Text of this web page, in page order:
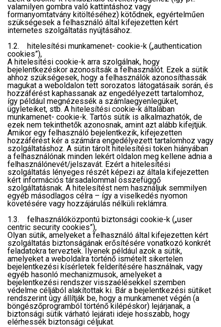
valamilyen gombra való kattintáshoz vagy
formanyomtatvány kitöltéséhez) kötődnek, egyértelműen
szükségesek a felhasználó által kifejezetten kért
internetes szolgáltatás nyújtásához.
1.2. hitelesítési munkamenet- cookie-k („authentication
cookies”),
A hitelesítési cookie-k arra szolgálnak, hogy
bejelentkezéskor azonosítsák a felhasználót. Ezek a sütik
ahhoz szükségesek, hogy a felhasználók azonosíthassák
magukat a weboldalon tett sorozatos látogatásaik során, és
hozzáférést kaphassanak az engedélyezett tartalomhoz,
így például megnézessék a számlaegyenlegüket,
ügyleteiket, stb. A hitelesítési cookie-k általában
munkamenet- cookie-k. Tartós sütik is alkalmazhatók, de
ezek nem tekinthetők azonosnak, amint azt alább kifejtjük.
Amikor egy felhasználó bejelentkezik, kifejezetten
hozzáférést kér a számára engedélyezett tartalomhoz vagy
szolgáltatáshoz. A sütin tárolt hitelesítési token hiányában
a felhasználónak minden lekért oldalon meg kellene adnia a
felhasználónevét/jelszavát. Ezért a hitelesítési
szolgáltatás lényeges részét képezi az általa kifejezetten
kért információs társadalommal összefüggő
szolgáltatásnak. A hitelesítést nem használjuk semmilyen
egyéb másodlagos célra – így a viselkedés nyomon
követésére vagy hozzájárulás nélküli reklámra.
1.3. felhasználóközpontú biztonsági cookie-k („user
centric security cookies”),
Olyan sütik, amelyeket a felhasználó által kifejezetten kért
szolgáltatás biztonságának erősítésére vonatkozó konkrét
feladatokra terveztek. Ilyenek például azok a sütik,
amelyeket a weboldalra történő ismételt sikertelen
bejelentkezési kísérletek felderítésére használnak, vagy
egyéb hasonló mechanizmusok, amelyeket a
bejelentkezési rendszer visszaélésekkel szemben
védelme céljából alakítottak ki. Bár a bejelentkezési sütiket
rendszerint úgy állítják be, hogy a munkamenet végén (a
böngészőprogramból történő kilépéskor) lejárjanak, a
biztonsági sütik várható lejárati ideje hosszabb, hogy
elérhessék biztonsági céljukat.